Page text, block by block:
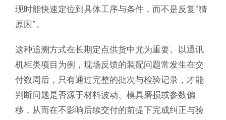
现时能快速定位到具体工序与条件，而不是反复“猜
原因”。
这种追溯方式在长期定点供货中尤为重要。以通讯
机柜类项目为例，现场反馈的装配问题常发生在交
付数周后，只有通过完整的批次与检验记录，才能
判断问题是否源于材料波动、模具磨损或参数偏
移，从而在不影响后续交付的前提下完成纠正与验